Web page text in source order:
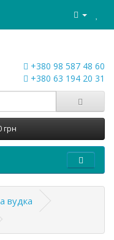
+380 98 587 48 60
+380 63 194 20 31
грн
вудка